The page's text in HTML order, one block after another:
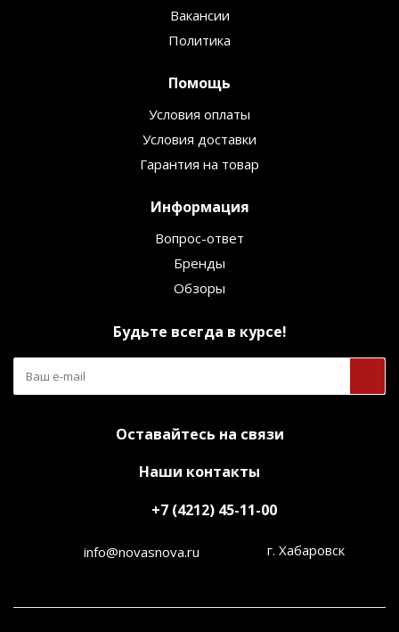
Вакансии
Политика
Помощь
Условия оплаты
Условия доставки
Гарантия на товар
Информация
Вопрос-ответ
Бренды
Обзоры
Будьте всегда в курсе!
Оставайтесь на связи
Наши контакты
+7 (4212) 45-11-00
info@novasnova.ru г. Хабаровск